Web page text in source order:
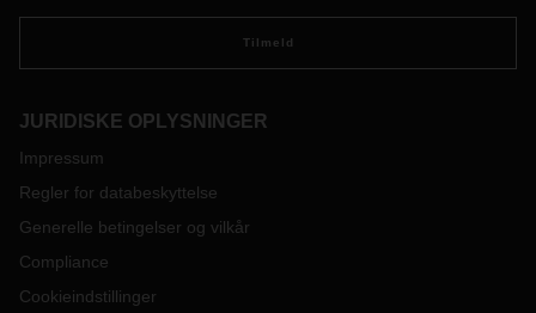
Tilmeld
JURIDISKE OPLYSNINGER
Impressum
Regler for databeskyttelse
Generelle betingelser og vilkår
Compliance
Cookieindstillinger